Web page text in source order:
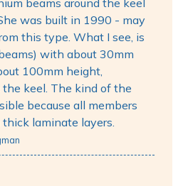
was built in 1990 - may
this type. What I see, is
with about 30mm
100mm height,
keel. The kind of the
because all members
laminate layers.